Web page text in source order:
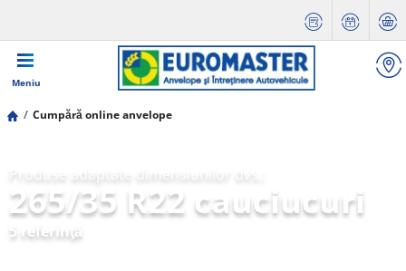
Meniu
Cumpără online anvelope
265/35 R22 cauciucuri
5 referinţă